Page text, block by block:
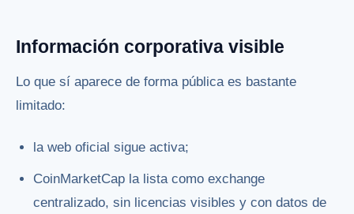
Información corporativa visible
Lo que sí aparece de forma pública es bastante
limitado:
la web oficial sigue activa;
CoinMarketCap la lista como exchange
centralizado, sin licencias visibles y con datos de